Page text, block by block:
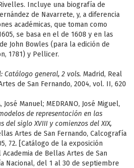
Incluye una biografía de
de Navarrete, y, a diferencia
académicas, que toman como
se basa en el de 1608 y en las
John Bowles (para la edición de
1781) y Pellicer.
Catálogo general, 2 vols. Madrid, Real
de San Fernando, 2004, vol. II, 620
José Manuel; MEDRANO, José Miguel,
de representación en las
del siglo XVIII y comienzos del XIX,
Artes de San Fernando, Calcografía
72. [Catálogo de la exposición
de Bellas Artes de San
Nacional, del 1 al 30 de septiembre